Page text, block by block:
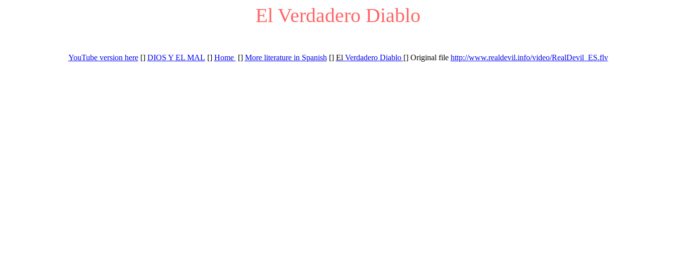
El Verdadero Diablo
YouTube version here[] DIOS Y EL MAL [] Home [] More literature in Spanish [] El Verdadero Diablo [] Original file http://www.realdevil.info/video/RealDevil_ES.flv